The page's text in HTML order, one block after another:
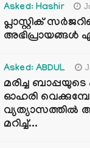
Asked: Hashir
പ്ലാസ്റ്റിക്
അഭിപ്രായങ്ങൾ
Asked: ABDUL
മരിച്ച
ഓഹരി
മറിച്ച്...